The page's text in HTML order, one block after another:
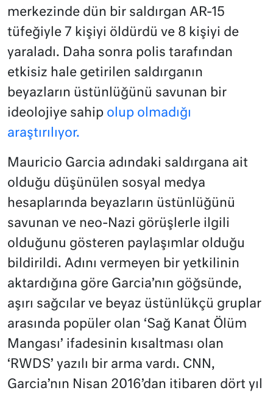
merkezinde dün bir saldırgan AR-15
tüfeğiyle 7 kişiyi öldürdü ve 8 kişiyi de
yaraladı. Daha sonra polis tarafından
etkisiz hale getirilen saldırganın
beyazların üstünlüğünü savunan bir
ideolojiye sahip olup olmadığı
araştırılıyor.
Mauricio Garcia adındaki saldırgana ait
olduğu düşünülen sosyal medya
hesaplarında beyazların üstünlüğünü
savunan ve neo-Nazi görüşlerle ilgili
olduğunu gösteren paylaşımlar olduğu
bildirildi. Adını vermeyen bir yetkilinin
aktardığına göre Garcia’nın göğsünde,
aşırı sağcılar ve beyaz üstünlükçü gruplar
arasında popüler olan ‘Sağ Kanat Ölüm
Mangası’ ifadesinin kısaltması olan
‘RWDS’ yazılı bir arma vardı. CNN,
Garcia’nın Nisan 2016’dan itibaren dört yıl